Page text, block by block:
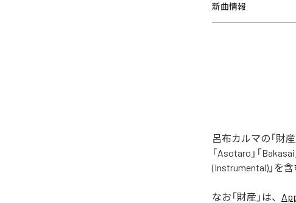
新曲情報
呂布カルマの「財
「Asotaro」「
(Instrumental)」を
なお「財産 」は、